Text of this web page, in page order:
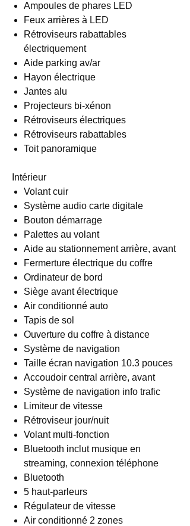
Ampoules de phares LED
Feux arrières à LED
Rétroviseurs rabattables
électriquement
Aide parking av/ar
Hayon électrique
Jantes alu
Projecteurs bi-xénon
Rétroviseurs électriques
Rétroviseurs rabattables
Toit panoramique
Intérieur
Volant cuir
Système audio carte digitale
Bouton démarrage
Palettes au volant
Aide au stationnement arrière, avant
Fermerture électrique du coffre
Ordinateur de bord
Siège avant électrique
Air conditionné auto
Tapis de sol
Ouverture du coffre à distance
Système de navigation
Taille écran navigation 10.3 pouces
Accoudoir central arrière, avant
Système de navigation info trafic
Limiteur de vitesse
Rétroviseur jour/nuit
Volant multi-fonction
Bluetooth inclut musique en
streaming, connexion téléphone
Bluetooth
5 haut-parleurs
Régulateur de vitesse
Air conditionné 2 zones